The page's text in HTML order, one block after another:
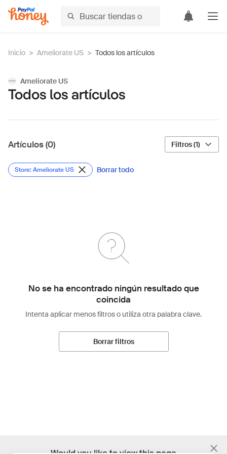
Inicio > Ameliorate US > Todos los artículos
Ameliorate US
Todos los artículos
Artículos (0) Filtros (1)
Store: Ameliorate US Borrar todo
No se ha encontrado ningún resultado que
coincida
Intenta aplicar menos filtros o utiliza otra palabra clave.
Borrar filtros